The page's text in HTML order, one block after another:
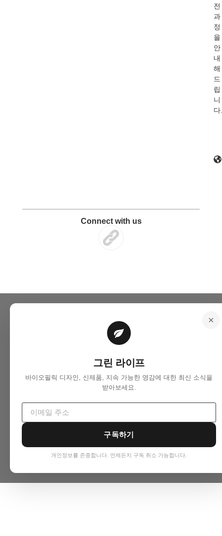
전
과
정
을
안
내
해
드
립
니
다.
Connect with us
그린 라이프
바이오필릭 디자인, 신제품, 지속 가능한 영감에 대한 최신 소식을
받아보세요.
구독하기
개인정보를 존중합니다. 언제든지 구독 취소 가능합니다.